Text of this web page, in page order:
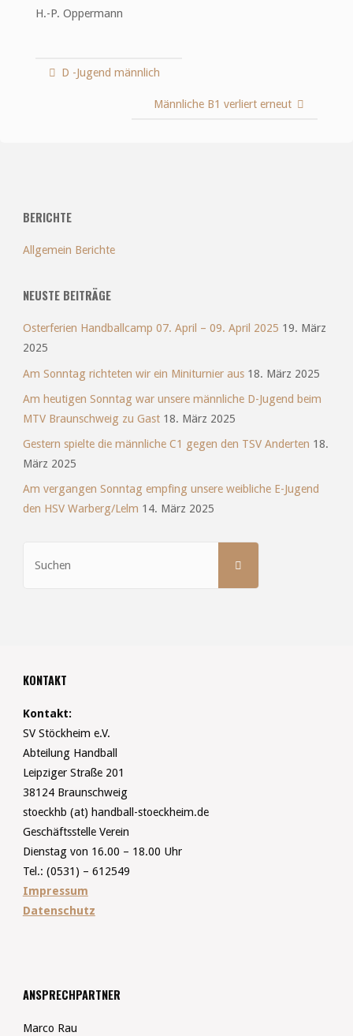
H.-P. Oppermann
D -Jugend männlich
Männliche B1 verliert erneut
BERICHTE
Allgemein Berichte
NEUSTE BEITRÄGE
Osterferien Handballcamp 07. April – 09. April 2025 19. März
2025
Am Sonntag richteten wir ein Miniturnier aus 18. März 2025
Am heutigen Sonntag war unsere männliche D-Jugend beim
MTV Braunschweig zu Gast 18. März 2025
Gestern spielte die männliche C1 gegen den TSV Anderten 18.
März 2025
Am vergangen Sonntag empfing unsere weibliche E-Jugend
den HSV Warberg/Lelm 14. März 2025
SUCHEN
KONTAKT
Kontakt:
SV Stöckheim e.V.
Abteilung Handball
Leipziger Straße 201
38124 Braunschweig
stoeckhb (at) handball-stoeckheim.de
Geschäftsstelle Verein
Dienstag von 16.00 – 18.00 Uhr
Tel.: (0531) – 612549
Impressum
Datenschutz
ANSPRECHPARTNER
Marco Rau